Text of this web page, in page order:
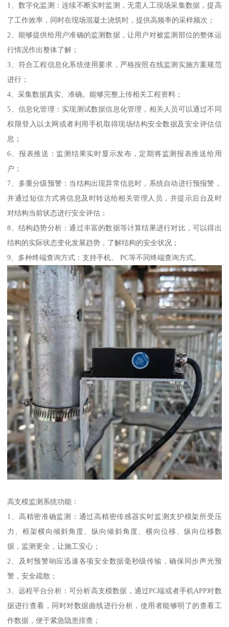
1、数字化监测：连续不断实时监测，无需人工现场采集数据，提高
了工作效率，同时在现场混凝土浇筑时，提供高频率的采样频次；
2、能够提供给用户准确的监测数据，让用户对被监测部位的整体运
行情况作出整体了解；
3、符合工程信息化系统使用要求，严格按照在线监测实施方案规范
进行；
4、采集数据真实、准确。能够完整上传相关工程资料；
5、信息化管理：实现测试数据信息化管理，相关人员可以通过不同
权限登入以太网或者利用手机取得现场结构安全数据及安全评估信
息；
6、报表推送：监测结果实时显示发布，定期将监测报表推送给用
户；
7、多重分级预警：当结构出现异常信息时，系统自动进行预报警，
并通过短信方式将信息及时转达给相关管理人员，并提示后台及时
对结构当前状态进行安全评估；
8、结构趋势分析：通过丰富的数据等计算结果进行对比，可以得出
结构的实际状态变化发展趋势，了解结构的安全状况；
9、多种终端查询方式：支持手机、 PC等不同终端查询方式。
高支模监测系统功能：
1、高精密准确监测：通过高精密传感器实时监测支护模架所受压
力、框架横向倾斜角度、纵向倾斜角度、横向位移、纵向位移数
据，监测更全，让施工安心；
2、及时预警响应迅速各项安全数据毫秒级传输，确保同步声光预
警，安全疏散；
3、远程平台分析：可分析高支模数据，通过PC端或者手机APP对数
据进行查看，同时对数据曲线进行分析，使用者能够明了的查看工
作数据，便于紧急隐患排查；